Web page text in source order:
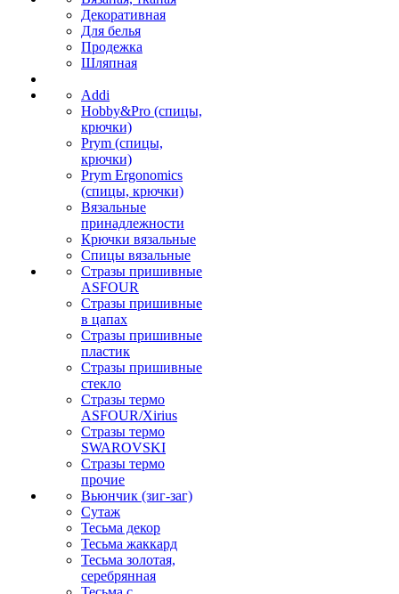
Декоративная
Для белья
Продежка
Шляпная
Addi
Hobby&Pro (спицы,
крючки)
Prym (спицы,
крючки)
Prym Ergonomics
(спицы, крючки)
Вязальные
принадлежности
Крючки вязальные
Спицы вязальные
Стразы пришивные
ASFOUR
Стразы пришивные
в цапах
Стразы пришивные
пластик
Стразы пришивные
стекло
Стразы термо
ASFOUR/Xirius
Стразы термо
SWAROVSKI
Стразы термо
прочие
Вьюнчик (зиг-заг)
Сутаж
Тесьма декор
Тесьма жаккард
Тесьма золотая,
серебрянная